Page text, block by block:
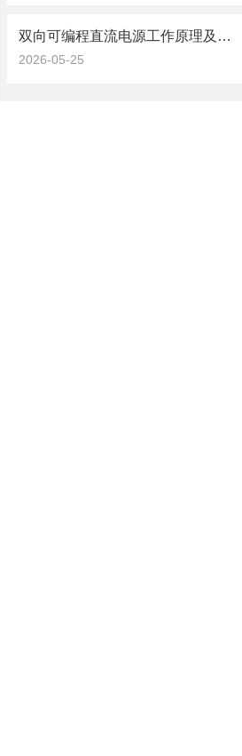
双向可编程直流电源工作原理及测试场景应用分析
2026-05-25